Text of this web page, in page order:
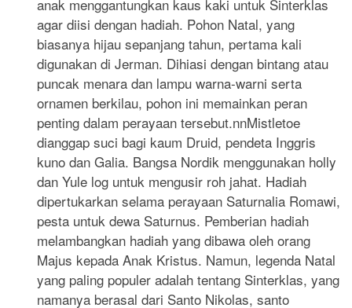
anak menggantungkan kaus kaki untuk Sinterklas
agar diisi dengan hadiah. Pohon Natal, yang
biasanya hijau sepanjang tahun, pertama kali
digunakan di Jerman. Dihiasi dengan bintang atau
puncak menara dan lampu warna-warni serta
ornamen berkilau, pohon ini memainkan peran
penting dalam perayaan tersebut.nnMistletoe
dianggap suci bagi kaum Druid, pendeta Inggris
kuno dan Galia. Bangsa Nordik menggunakan holly
dan Yule log untuk mengusir roh jahat. Hadiah
dipertukarkan selama perayaan Saturnalia Romawi,
pesta untuk dewa Saturnus. Pemberian hadiah
melambangkan hadiah yang dibawa oleh orang
Majus kepada Anak Kristus. Namun, legenda Natal
yang paling populer adalah tentang Sinterklas, yang
namanya berasal dari Santo Nikolas, santo